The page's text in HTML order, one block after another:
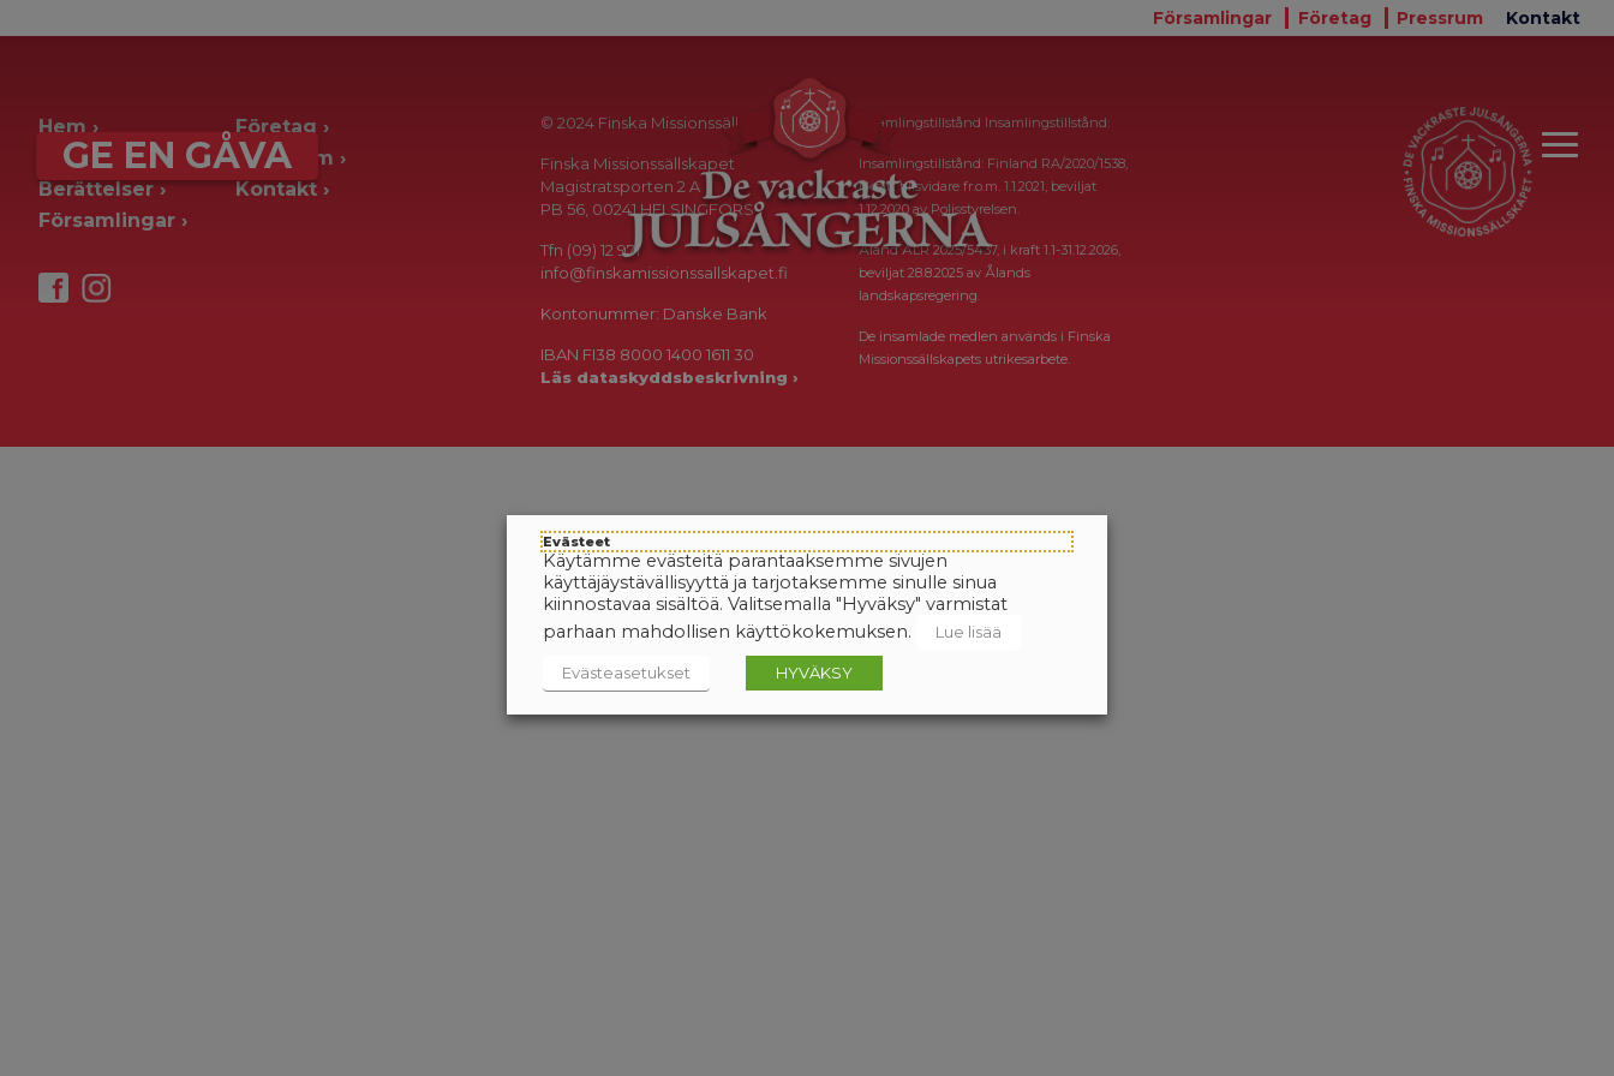
Församlingar Företag Pressrum Kontakt
GE EN GÅVA
Hem
Ge en gåva
Berättelser
Församlingar
Företag
Pressrum
Kontakt
© 2024 Finska Missionssällskapet
Finska Missionssällskapet
Magistratsporten 2 A
PB 56, 00241 HELSINGFORS
Tfn (09) 12 971
info@finskamissionssallskapet.fi
Kontonummer: Danske Bank
IBAN FI38 8000 1400 1611 30
Läs dataskyddsbeskrivning ›
Insamlingstillstånd Insamlingstillstånd:
Insamlingstillstånd: Finland RA/2020/1538,
i kraft tillsvidare fr.o.m. 1.1.2021, beviljat
1.12.2020 av Polisstyrelsen.
Åland ÅLR 2025/5437, i kraft 1.1-31.12.2026,
beviljat 28.8.2025 av Ålands
landskapsregering.
De insamlade medlen används i Finska
Missionssällskapets utrikesarbete.
Evästeet
Käytämme evästeitä parantaaksemme sivujen
käyttäjäystävällisyyttä ja tarjotaksemme sinulle sinua
kiinnostavaa sisältöä. Valitsemalla "Hyväksy" varmistat
parhaan mahdollisen käyttökokemuksen.
Lue lisää
Evästeasetukset HYVÄKSY